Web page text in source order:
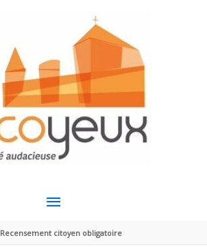
MENU
PRINCIPAL
Recensement citoyen obligatoire